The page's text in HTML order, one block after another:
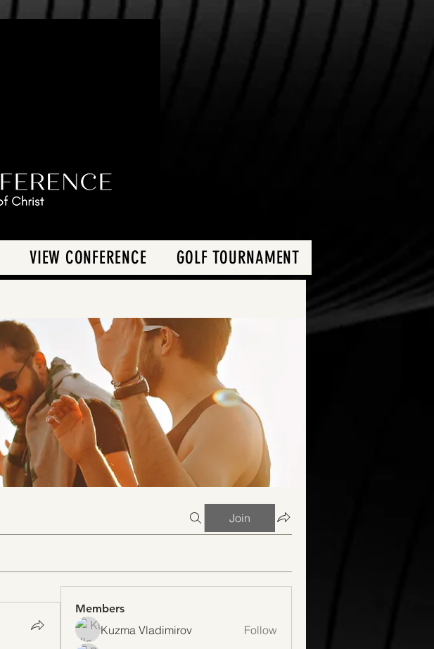
VIEW CONFERENCE GOLF TOURNAMENT
Join
Members
Kuzma Vladimirov
Follow